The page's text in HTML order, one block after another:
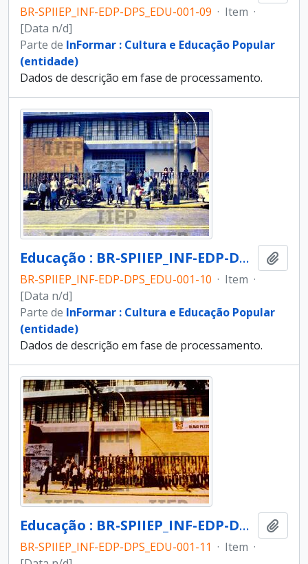
BR-SPIIEP_INF-EDP-DPS_EDU-001-09 · Item ·
[Data n/d]
Parte de InFormar : Cultura e Educação Popular
(entidade)
Dados de descrição em fase de processamento.
Educação : BR-SPIIEP_INF-EDP-DPS_EDU-001-10 [diapositivo]
BR-SPIIEP_INF-EDP-DPS_EDU-001-10 · Item ·
[Data n/d]
Parte de InFormar : Cultura e Educação Popular
(entidade)
Dados de descrição em fase de processamento.
Educação : BR-SPIIEP_INF-EDP-DPS_EDU-001-11 [diapositivo]
BR-SPIIEP_INF-EDP-DPS_EDU-001-11 · Item ·